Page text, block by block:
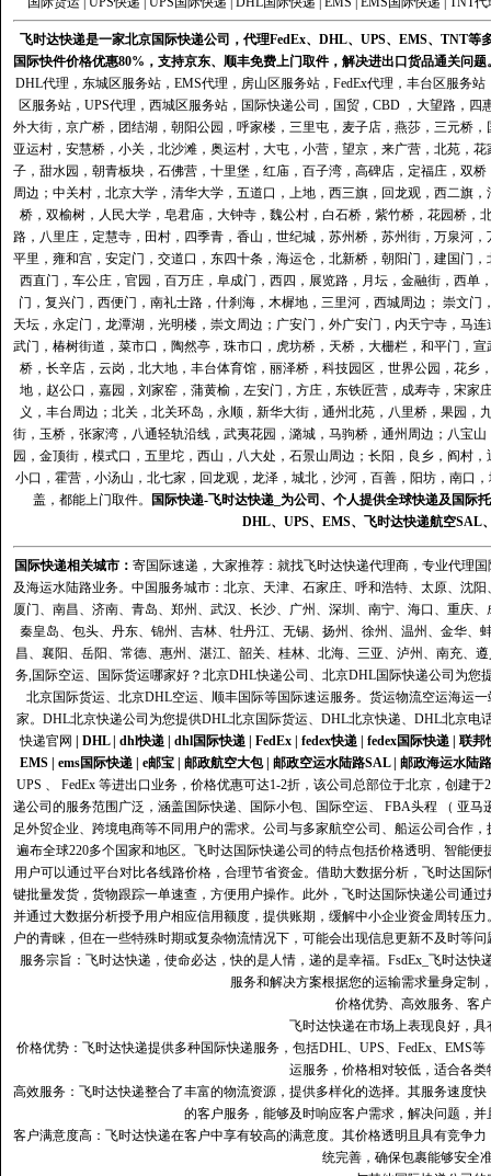
飞时达快递是一家北京国际快递公司，代理FedEx、DHL、UPS、EMS、TNT
国际快件价格优惠80%，支持京东、顺丰免费上门取件，解决进出口货品通关问题
DHL代理 ， 东城区服务站 ， EMS代理 ， 房山区服务站 ， FedEx代理 ， 丰台区服务站
区服务站， UPS代理 ， 西城区服务站， 国际快递公司 ，国贸，CBD ，大望路，
外大街，京广桥，团结湖，朝阳公园，呼家楼，三里屯，麦子店，燕莎，三元桥
亚运村，安慧桥，小关，北沙滩，奥运村，大屯，小营，望京，来广营，北苑，
子，甜水园，朝青板块，石佛营，十里堡，红庙，百子湾，高碑店，定福庄，双
周边；中关村，北京大学，清华大学，五道口，上地，西三旗，回龙观，西二旗
桥，双榆树，人民大学，皂君庙，大钟寺，魏公村，白石桥，紫竹桥，花园桥
路，八里庄，定慧寺，田村，四季青，香山，世纪城，苏州桥，苏州街，万泉河
平里，雍和宫，安定门，交道口，东四十条，海运仓，北新桥，朝阳门，建国门
西直门，车公庄，官园，百万庄，阜成门，西四，展览路，月坛，金融街，西
门，复兴门，西便门，南礼士路，什刹海，木樨地，三里河，西城周边； 崇文
天坛，永定门，龙潭湖，光明楼，崇文周边；广安门，外广安门，内天宁寺，马
武门，椿树街道，菜市口，陶然亭，珠市口，虎坊桥，天桥，大栅栏，和平门，
桥，长辛店，云岗，北大地，丰台体育馆，丽泽桥，科技园区，世界公园，花
地，赵公口，嘉园，刘家窑，蒲黄榆，左安门，方庄，东铁匠营，成寿寺，宋
义，丰台周边；北关，北关环岛，永顺，新华大街，通州北苑，八里桥，果园
街，玉桥，张家湾，八通轻轨沿线，武夷花园，潞城，马驹桥，通州周边；八宝
园，金顶街，模式口，五里坨，西山，八大处，石景山周边；长阳，良乡，阎村
小口，霍营，小汤山，北七家，回龙观，龙泽，城北，沙河，百善，阳坊，南口
盖，都能上门取件。
国际快递-飞时达快递_为公司、个人提供全球快递及国际
DHL、 UPS、 EMS、 飞时达快递航空SAL
国际快递相关城市： 寄国际速递，大家推荐：就找飞时达快递代理商，专业代理
及海运水陆路业务。中国服务城市：北京、天津、石家庄、呼和浩特、太原、沈
厦门、南昌、济南、青岛、郑州、武汉、长沙、广州、深圳、南宁、海口、重庆
秦皇岛、包头、丹东、锦州、吉林、牡丹江、无锡、扬州、徐州、温州、金华
昌、襄阳、岳阳、常德、惠州、湛江、韶关、桂林、北海、三亚、泸州、南充、
务,国际空运、国际货运哪家好？北京DHL快递公司、北京DHL国际快递公司为
北京国际货运、北京DHL空运、顺丰国际等国际速运服务。货运物流空运海运
家。DHL北京快递公司为您提供DHL北京国际货运、DHL北京快递、DHL北京电
快递官网
DHL| dhl快递| dhl国际快递| FedEx| fedex快递| fedex国际快递| 联邦
EMS| ems国际快递| e邮宝| 邮政航空大包| 邮政空运水陆路SAL| 邮政海运水陆路
UPS 、 FedEx 等进出口业务，价格优惠可达1-2折，该公司总部位于北京，创建
递公司的服务范围广泛，涵盖国际快递、国际小包、国际空运、 FBA头程 （ 亚
足外贸企业、跨境电商等不同用户的需求。公司与多家航空公司、船运公司合作
遍布全球220多个国家和地区。飞时达国际快递公司的特点包括价格透明、智能
用户可以通过平台对比各线路价格，合理节省资金。借助大数据分析，飞时达国
键批量发货，货物跟踪一单速查，方便用户操作。此外，飞时达国际快递公司通
并通过大数据分析授予用户相应信用额度，提供账期，缓解中小企业资金周转压
户的青睐，但在一些特殊时期或复杂物流情况下，可能会出现信息更新不及时等
服务宗旨：飞时达快递，使命必达，快的是人情，递的是幸福。FsdEx_飞时达
服务和解决方案根据您的运输需求量身定制
价格优势、高效服务、客
飞时达快递在市场上表现良好，
价格优势：飞时达快递提供多种国际快递服务，包括DHL、UPS、FedEx、EMS
运服务，价格相对较低，适合各
高效服务：飞时达快递整合了丰富的物流资源，提供多样化的选择。其服务速度
的客户服务，能够及时响应客户需求，解决问题，
客户满意度高‌：飞时达快递在客户中享有较高的满意度。其价格透明且具有竞争
统完善，确保包裹能够安全